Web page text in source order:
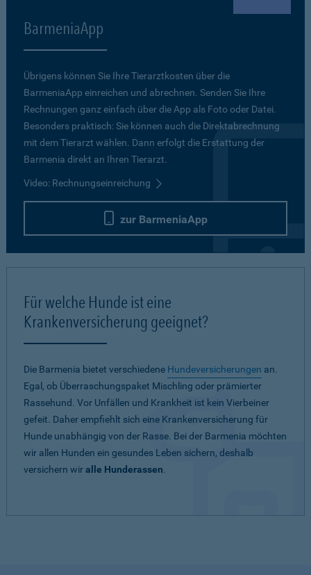
BarmeniaApp
Übrigens können Sie Ihre Tierarztkosten über die
BarmeniaApp einreichen und abrechnen. Senden Sie Ihre
Rechnungen ganz einfach über die App als Foto oder Datei.
Besonders praktisch: Sie können auch die Direktabrechnung
mit dem Tierarzt wählen. Dann erfolgt die Erstattung der
Barmenia direkt an Ihren Tierarzt.
Video: Rechnungseinreichung
zur BarmeniaApp
Für welche Hunde ist eine
Krankenversicherung geeignet?
Die Barmenia bietet verschiedene Hundeversicherungen an.
Egal, ob Überraschungspaket Mischling oder prämierter
Rassehund. Vor Unfällen und Krankheit ist kein Vierbeiner
gefeit. Daher empfiehlt sich eine Krankenversicherung für
Hunde unabhängig von der Rasse. Bei der Barmenia möchten
wir allen Hunden ein gesundes Leben sichern, deshalb
versichern wiralle Hunderassen.